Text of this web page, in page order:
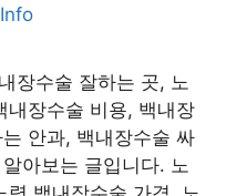
장수술 잘하는 곳, 노
내장수술 비용, 백내장
안과, 백내장수술 싸
아보는 글입니다. 노